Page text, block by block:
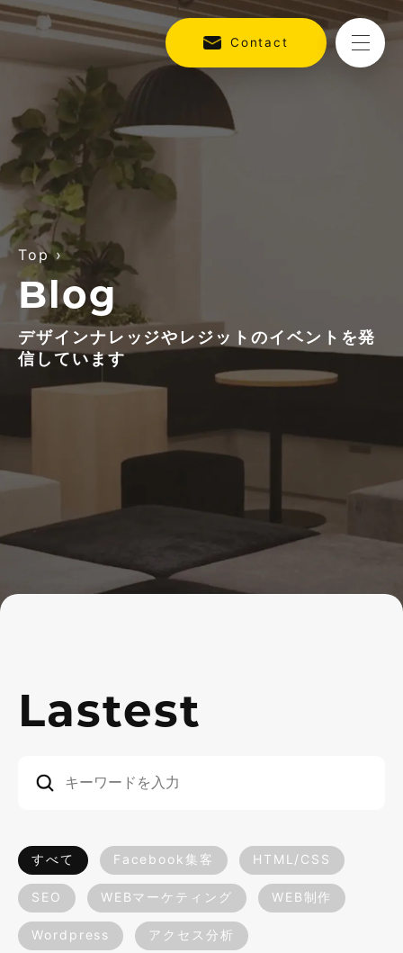
Contact
Top ›
Blog
デザインナレッジやレジットのイベントを発
信しています
Lastest
すべて Facebook集客 HTML/CSS
SEO WEBマーケティング WEB制作
Wordpress アクセス分析